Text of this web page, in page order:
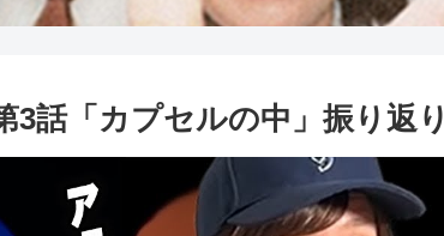
3話「カプセルの中」振り返り